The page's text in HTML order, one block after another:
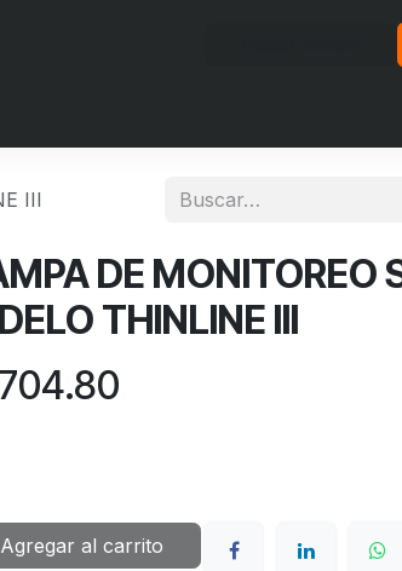
III
DE MONITOREO
THINLINE III
Agregar al carrito